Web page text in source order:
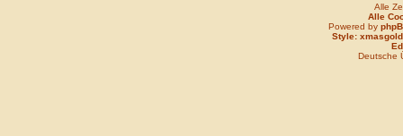
Alle
Alle
Powered by
Style: xmasgold
Deutsche